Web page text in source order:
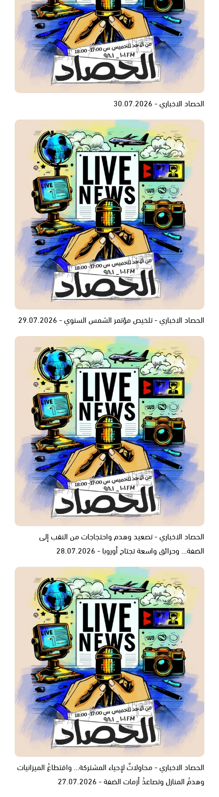
الحصاد الاخباري - 30.07.2026
الحصاد الاخباري - تلخيص مؤتمر الشمس السنوي - 29.07.2026
الحصاد الاخباري - تصعيد وهدم واحتجاجات من النقب إلى
الضفة… وحرائق واسعة تجتاح أوروبا - 28.07.2026
الحصاد الاخباري - محاولاتٌ لإحياء المشتركة… واقتطاعُ الميزانيات
وهدمُ المنازل وتصاعدُ أزمات الضفة - 27.07.2026